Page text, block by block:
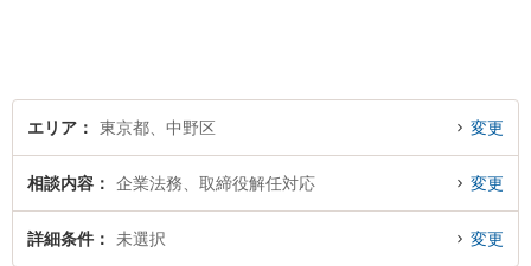
エリア 東京都、中野区 変更
相談内容 企業法務、取締役解任対応 変更
詳細条件 未選択 変更